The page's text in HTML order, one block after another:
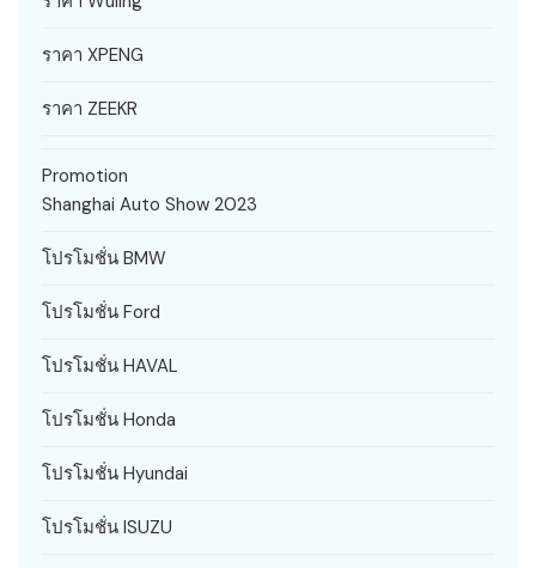
ราคา XPENG
ราคา ZEEKR
Promotion
Shanghai Auto Show 2023
โปรโมชั่น BMW
โปรโมชั่น Ford
โปรโมชั่น HAVAL
โปรโมชั่น Honda
โปรโมชั่น Hyundai
โปรโมชั่น ISUZU